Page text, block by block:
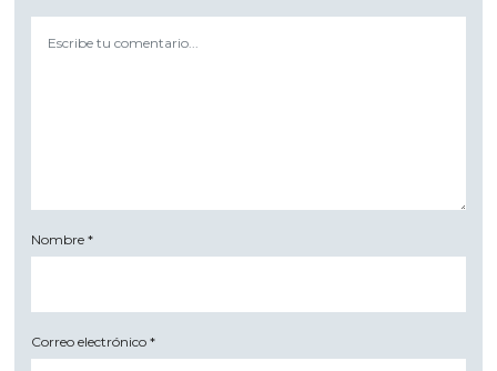
Nombre*
Correo electrónico*